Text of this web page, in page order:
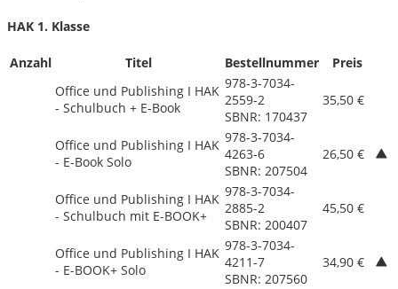
HAK 1. Klasse
Anzahl Titel Bestellnummer
Preis
Office und Publishing I HAK
- Schulbuch + E-Book
978-3-7034-
2559-2
SBNR: 170437
35,50 €
Office und Publishing I HAK
- E-Book Solo
978-3-7034-
4263-6
SBNR: 207504
26,50 €
Office und Publishing I HAK
- Schulbuch mit E-BOOK+
978-3-7034-
2885-2
SBNR: 200407
45,50 €
Office und Publishing I HAK
- E-BOOK+ Solo
978-3-7034-
4211-7
SBNR: 207560
34,90 €